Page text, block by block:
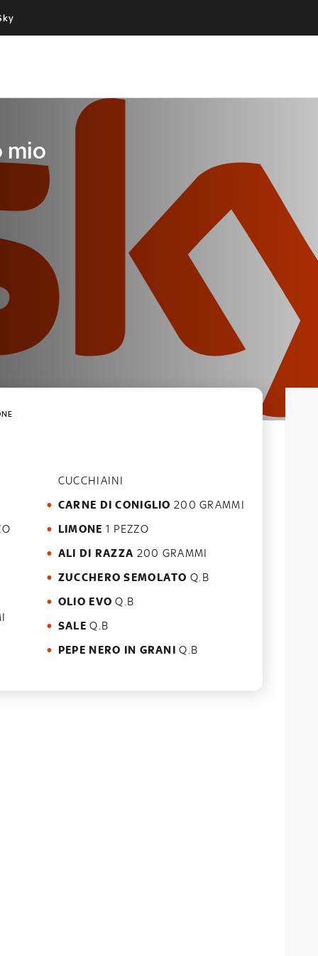
mio
CUCCHIAINI
CARNE DI CONIGLIO 200 GRAMMI
LIMONE 1 PEZZO
ALI DI RAZZA 200 GRAMMI
ZUCCHERO SEMOLATO Q.B
OLIO EVO Q.B
SALE Q.B
PEPE NERO IN GRANI Q.B